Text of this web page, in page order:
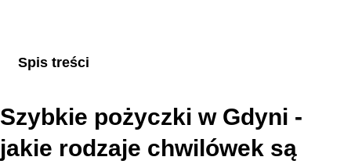
Spis treści
Szybkie pożyczki w Gdyni -
jakie rodzaje chwilówek są